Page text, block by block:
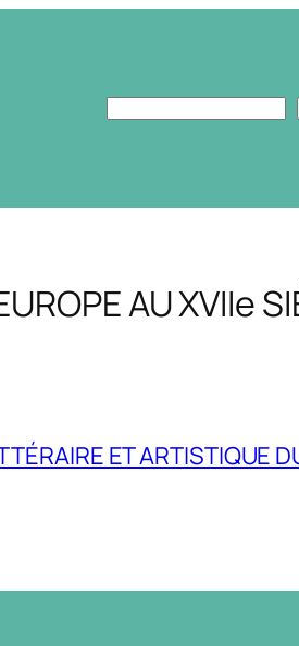
Rechercher
AU XVIIe
ET ARTISTIQUE